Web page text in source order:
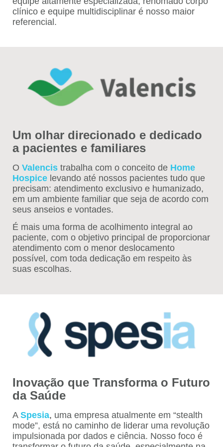
clínico e equipe multidisciplinar é nosso maior
referencial.
Um olhar direcionado e dedicado
a pacientes e familiares
O Valencis trabalha com o conceito de Home
Hospice levando até nossos pacientes tudo que
precisam: atendimento exclusivo e humanizado,
em um ambiente familiar que seja de acordo com
seus anseios e vontades.
É mais uma forma de acolhimento integral ao
paciente, com o objetivo principal de proporcionar
atendimento com o menor deslocamento
possível, com toda dedicação em respeito às
suas escolhas.
Inovação que Transforma o Futuro
da Saúde
A Spesia, uma empresa atualmente em “stealth
mode”, está no caminho de liderar uma revolução
impulsionada por dados e ciência. Nosso foco é